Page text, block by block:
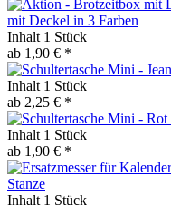
mit Deckel in 3 Farben
Inhalt 1 Stück
ab 1,90 € *
Inhalt 1 Stück
ab 2,25 € *
Inhalt 1 Stück
ab 1,90 € *
Stanze
Inhalt 1 Stück